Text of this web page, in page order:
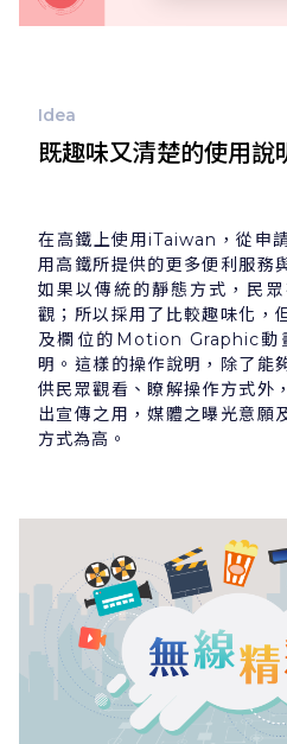
Idea
既趣味又清楚的使用說
在高鐵上使用iTaiwan，從申
用高鐵所提供的更多便利服務
如果以傳統的靜態方式，民
觀；所以採用了比較趣味化，
及欄位的Motion Graphic動
明。這樣的操作說明，除了能
供民眾觀看、瞭解操作方式外
出宣傳之用，媒體之曝光意願
方式為高。